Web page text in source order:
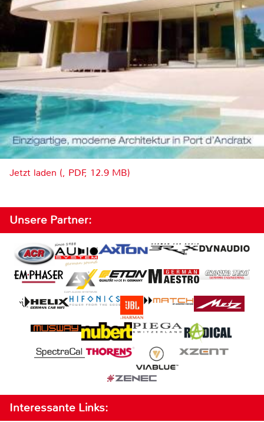
Jetzt laden (, PDF, 12.9 MB)
Unsere Partner:
Interessante Links: